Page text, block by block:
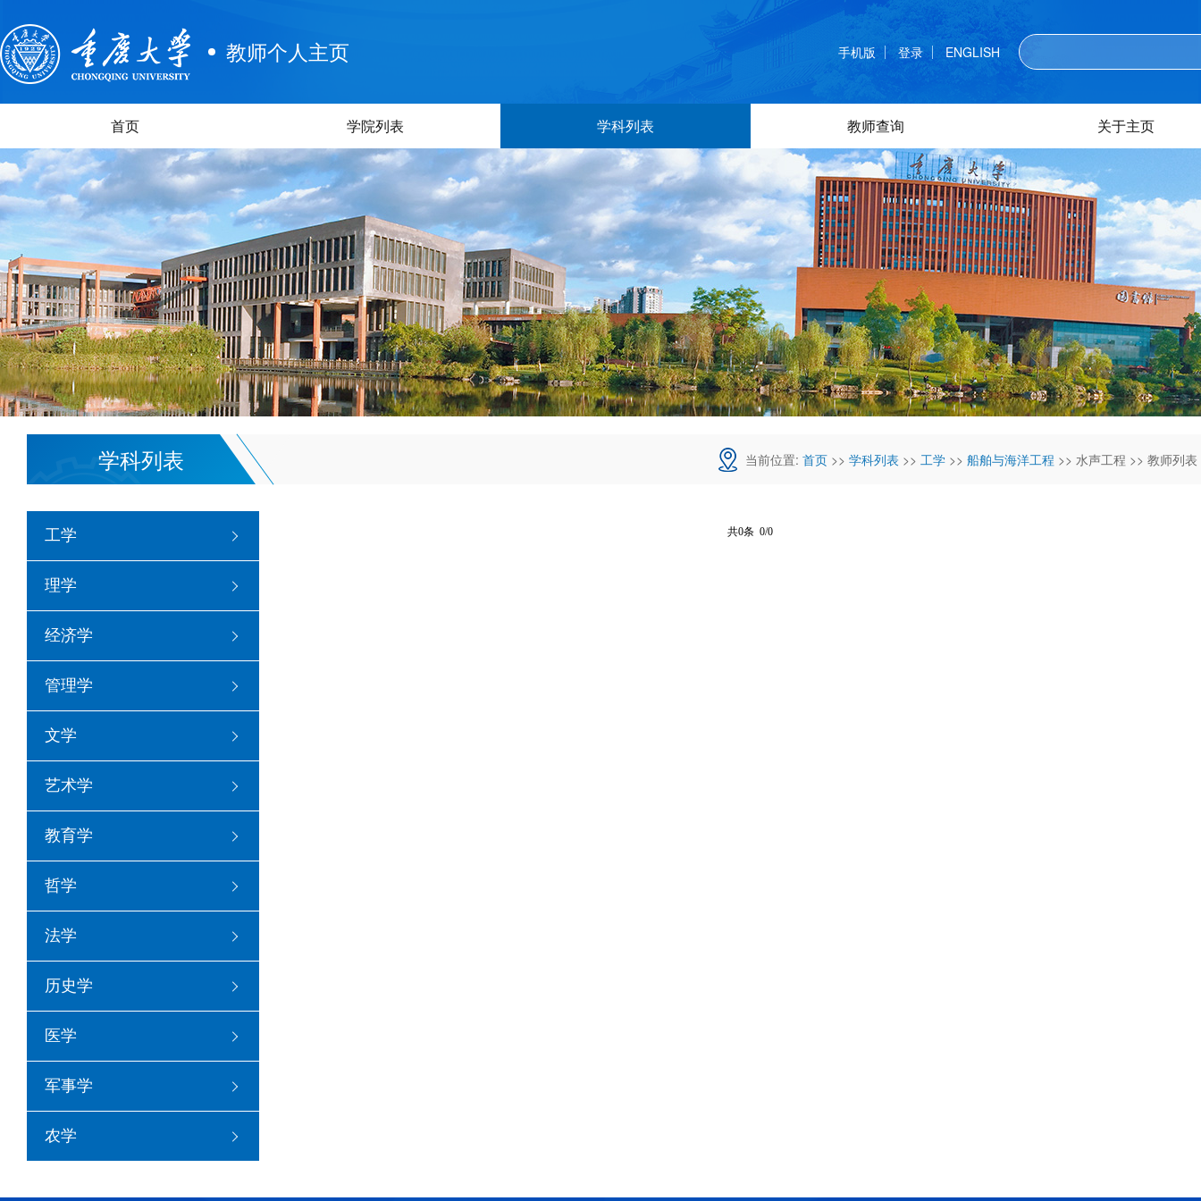
教师个人主页 手机版 登录 ENGLISH
首页 学院列表 学科列表 教师查询 关于主页
学科列表 当前位置: 首页 >> 学科列表 >> 工学 >> 船舶与海洋工程 >> 水声工程 >> 教师列表
工学
理学
经济学
管理学
文学
艺术学
教育学
哲学
法学
历史学
医学
军事学
农学
共0条 0/0